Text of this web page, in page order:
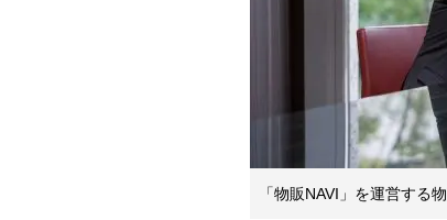
「物販NAVI」を運営する